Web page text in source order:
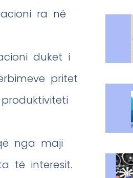
ra në
duket i
pritet
nga maji
të interesit.